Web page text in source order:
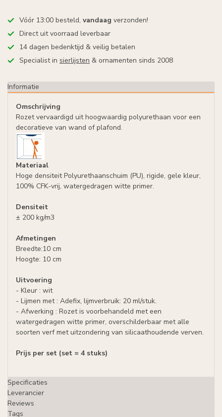
Vóór 13:00 besteld, vandaag verzonden!
Direct uit voorraad leverbaar
14 dagen bedenktijd & veilig betalen
Specialist in sierlijsten & ornamenten sinds 2008
Informatie
Omschrijving
Rozet vervaardigd uit hoogwaardig polyurethaan voor een
decoratieve van wand of plafond.
Materiaal
Hoge densiteit Polyurethaanschuim (PU), rigide, gele kleur,
100% CFK-vrij, watergedragen witte primer.
Densiteit
± 200 kg/m3
Afmetingen
Breedte:10 cm
Hoogte: 10 cm
Uitvoering
- Kleur : wit
- Lijmen met : Adefix, lijmverbruik: 20 ml/stuk.
- Afwerking : Rozet is voorbehandeld met een
watergedragen witte primer, overschilderbaar met alle
soorten verf met uitzondering van silicaathoudende verven.
Prijs per set (set = 4 stuks)
Specificaties
Leverancier
Reviews
Tags